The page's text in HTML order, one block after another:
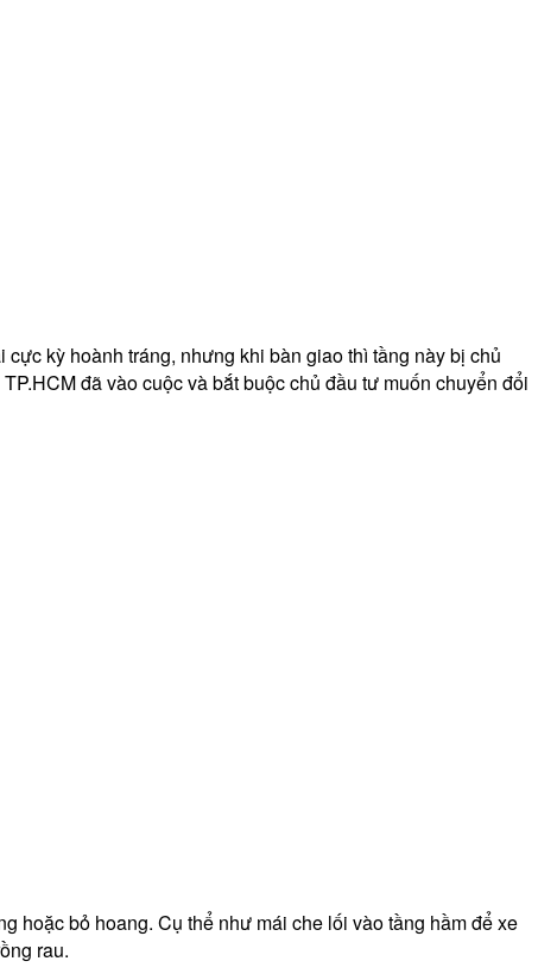
kỳ hoành tráng, nhưng khi bàn giao thì tầng này bị chủ
đã vào cuộc và bắt buộc chủ đầu tư muốn chuyển đổi
hoặc bỏ hoang. Cụ thể như mái che lối vào tầng hầm để xe
rau.